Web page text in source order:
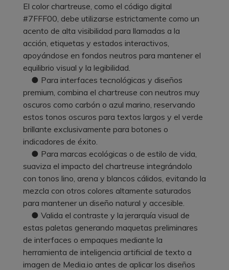
El color chartreuse, como el código digital
#7FFF00, debe utilizarse estrictamente como un
acento de alta visibilidad para llamadas a la
acción, etiquetas y estados interactivos,
apoyándose en fondos neutros para mantener el
equilibrio visual y la legibilidad.
● Para interfaces tecnológicas y diseños
premium, combina el chartreuse con neutros muy
oscuros como carbón o azul marino, reservando
estos tonos oscuros para textos largos y el verde
brillante exclusivamente para botones o
indicadores de éxito.
● Para marcas ecológicas o de estilo de vida,
suaviza el impacto del chartreuse integrándolo
con tonos lino, arena y blancos cálidos, evitando la
mezcla con otros colores altamente saturados
para mantener un diseño natural y accesible.
● Valida el contraste y la jerarquía visual de
estas paletas generando maquetas preliminares
de interfaces o empaques mediante la
herramienta de inteligencia artificial de texto a
imagen de Media.io antes de aplicar los diseños